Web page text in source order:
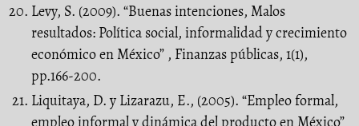
Levy, S. (2009). “Buenas intenciones, Malos
resultados: Política social, informalidad y crecimiento
económico en México” , Finanzas públicas, 1(1),
pp.166-200.
Liquitaya, D. y Lizarazu, E., (2005). “Empleo formal,
empleo informal y dinámica del producto en México”